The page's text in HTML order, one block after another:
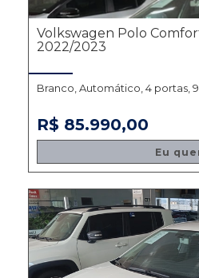
Volkswagen Polo
2022/2023
Branco, Automático, 4 portas,
R$ 85.990,00
Eu